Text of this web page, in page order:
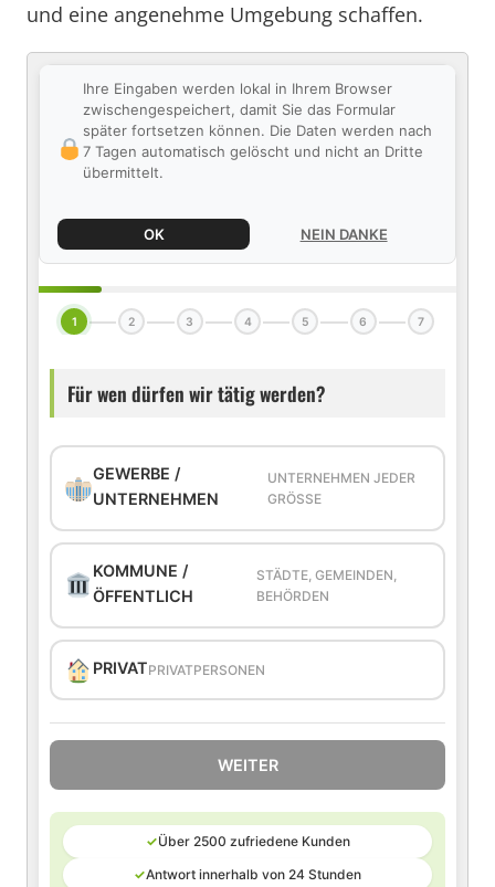
und eine angenehme Umgebung schaffen.
Ihre Eingaben werden lokal in Ihrem Browser
zwischengespeichert, damit Sie das Formular
später fortsetzen können. Die Daten werden nach
7 Tagen automatisch gelöscht und nicht an Dritte
übermittelt.
OK NEIN DANKE
1 2 3 4 5 6 7
Für wen dürfen wir tätig werden?
GEWERBE /
UNTERNEHMEN
UNTERNEHMEN JEDER
GRÖSSE
KOMMUNE /
ÖFFENTLICH
STÄDTE, GEMEINDEN,
BEHÖRDEN
PRIVATPRIVATPERSONEN
WEITER
✓Über 2500 zufriedene Kunden
✓Antwort innerhalb von 24 Stunden